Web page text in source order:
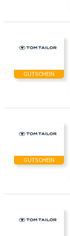
GUTSCHEIN
GUTSCHEIN